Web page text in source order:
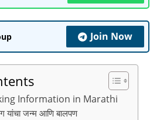
Join Now
Information in Marathi
यांचा जन्म आणि बालपण